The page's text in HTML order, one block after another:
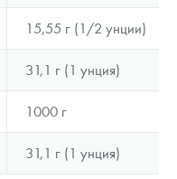
15,55 г (1/2 унции)
31,1 г (1 унция)
1000 г
31,1 г (1 унция)